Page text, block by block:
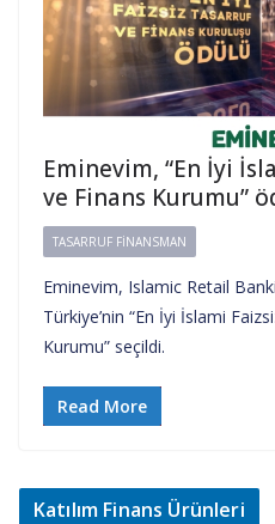
Eminevim, “En İyi
ve Finans Kurumu”
TASARRUF FINANSMAN
Eminevim, Islamic Retail
Türkiye’nin “En İyi İslami
Kurumu” seçildi.
Read More
Katılım Finans Ürünleri